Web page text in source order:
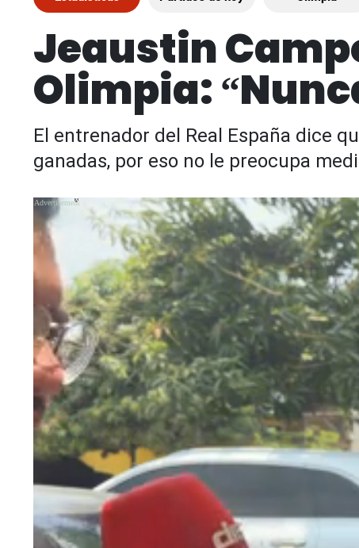
Jeaustin
Olimpia:
El entrenador del Real España dice
ganadas, por eso no le preocupa
X
X